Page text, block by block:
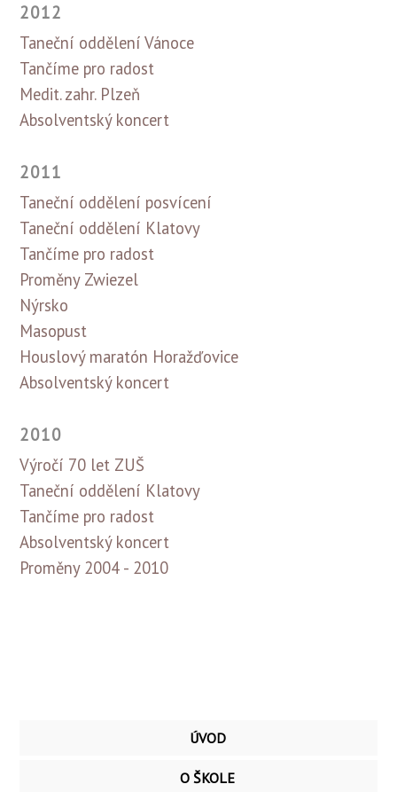
2012
Taneční oddělení Vánoce
Tančíme pro radost
Medit. zahr. Plzeň
Absolventský koncert
2011
Taneční oddělení posvícení
Taneční oddělení Klatovy
Tančíme pro radost
Proměny Zwiezel
Nýrsko
Masopust
Houslový maratón Horažďovice
Absolventský koncert
2010
Výročí 70 let ZUŠ
Taneční oddělení Klatovy
Tančíme pro radost
Absolventský koncert
Proměny 2004 - 2010
ÚVOD
O ŠKOLE